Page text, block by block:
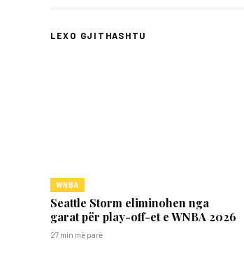
LEXO GJITHASHTU
WNBA
Seattle Storm eliminohen nga
garat për play-off-et e WNBA 2026
27 min më parë